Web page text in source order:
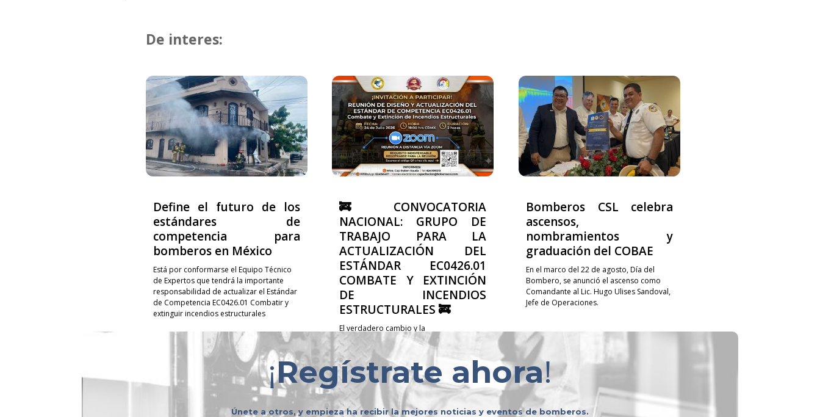
De interes:
Define el futuro de los
estándares de
competencia para
bomberos en México
Está por conformarse el Equipo Técnico
de Expertos que tendrá la importante
responsabilidad de actualizar el Estándar
de Competencia EC0426.01 Combatir y
extinguir incendios estructurales
🚒 CONVOCATORIA
NACIONAL: GRUPO DE
TRABAJO PARA LA
ACTUALIZACIÓN DEL
ESTÁNDAR EC0426.01
COMBATE Y EXTINCIÓN
DE INCENDIOS
ESTRUCTURALES 🚒
El verdadero cambio y la
profesionalización de nuestra labor no se
construyen de manera individual; se
logran compartiendo experiencias,
sumando voluntades y trabajando en
equipo. 🤝✨ Te invitamos a...
Bomberos CSL celebra
ascensos,
nombramientos y
graduación del COBAE
En el marco del 22 de agosto, Día del
Bombero, se anunció el ascenso como
Comandante al Lic. Hugo Ulises Sandoval,
Jefe de Operaciones.
¡Regístrate ahora!
Únete a otros, y empieza ha recibir la mejores noticias y eventos de bomberos.